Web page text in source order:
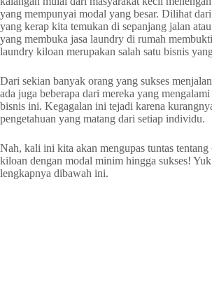
yang mempunyai modal yang besar. Dilihat
yang kerap kita temukan di sepanjang jalan
yang membuka jasa laundry di rumah
laundry kiloan merupakan salah satu bisnis
Dari sekian banyak orang yang sukses
ada juga beberapa dari mereka yang
bisnis ini. Kegagalan ini tejadi karena
pengetahuan yang matang dari setiap individu.
Nah, kali ini kita akan mengupas tuntas
kiloan dengan modal minim hingga sukses!
lengkapnya dibawah ini.